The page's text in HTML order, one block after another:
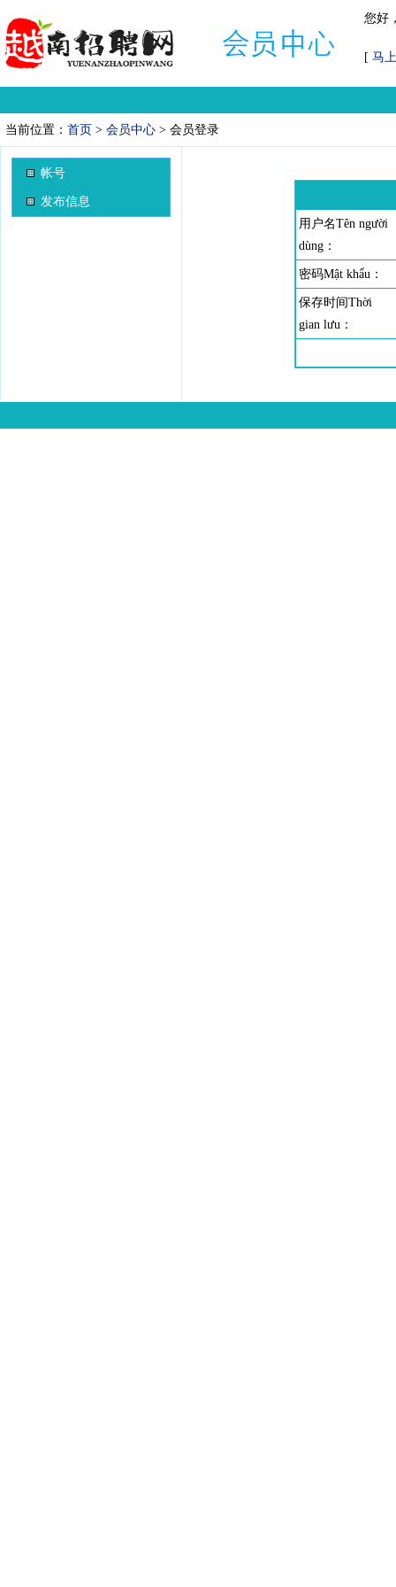
您好
[ 马
当前位置： 首页 > 会员中心 > 会员登录
帐号
发布信息
用户名Tên người
dùng：
密码Mật khẩu：
保存时间Thời
gian lưu：